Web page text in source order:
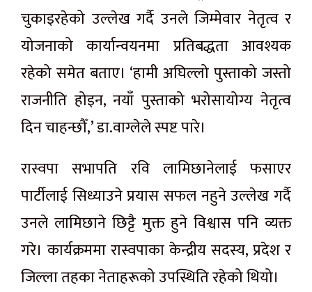
चुकाइरहेको उल्लेख गर्दै उनले जिम्मेवार नेतृत्व र
योजनाको कार्यान्वयनमा प्रतिबद्धता आवश्यक
रहेको समेत बताए। ‘हामी अघिल्लो पुस्ताको जस्तो
राजनीति होइन, नयाँ पुस्ताको भरोसायोग्य नेतृत्व
दिन चाहन्छौँ,’ डा.वाग्लेले स्पष्ट पारे।
रास्वपा सभापति रवि लामिछानेलाई फसाएर
पार्टीलाई सिध्याउने प्रयास सफल नहुने उल्लेख गर्दै
उनले लामिछाने छिट्टै मुक्त हुने विश्वास पनि व्यक्त
गरे। कार्यक्रममा रास्वपाका केन्द्रीय सदस्य, प्रदेश र
जिल्ला तहका नेताहरूको उपस्थिति रहेको थियो।